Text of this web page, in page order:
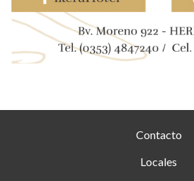
Contacto
Locales